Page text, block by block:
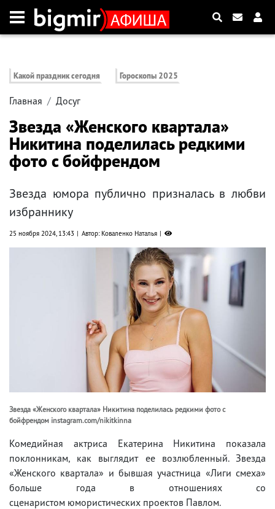
Какой праздник сегодня Гороскопы 2025
Главная Досуг
Звезда «Женского квартала»
Никитина поделилась редкими
фото с бойфрендом
Звезда юмора публично призналась в любви
избраннику
25 ноября 2024, 13:43 Автор: Коваленко Наталья
Звезда «Женского квартала» Никитина поделилась редкими фото с
бойфрендом instagram.com/nikitkinna
Комедийная актриса Екатерина Никитина показала
поклонникам, как выглядит ее возлюбленный. Звезда
«Женского квартала» и бывшая участница «Лиги смеха»
больше года в отношениях со
сценаристом юмористических проектов Павлом.